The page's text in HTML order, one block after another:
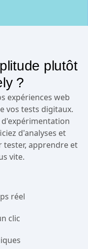
plutôt
?
expériences web
vos tests digitaux.
d'analyses et
apprendre et
vite.
réel
clic